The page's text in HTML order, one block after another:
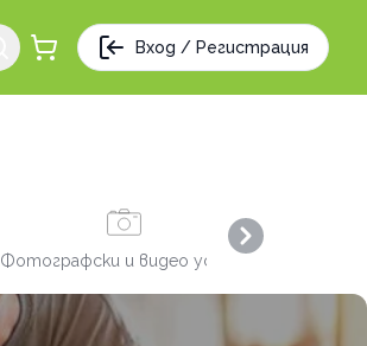
Вход / Регистрация
Фотографски и видео услуги
Next slide